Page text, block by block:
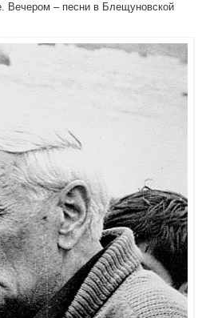
Вечером – песни в Блещуновской